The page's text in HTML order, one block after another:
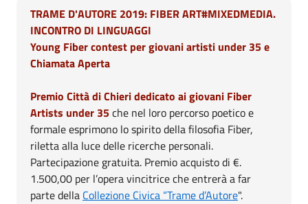
TRAME D'AUTORE 2019: FIBER ART#MIXEDMEDIA.
INCONTRO DI LINGUAGGI
Young Fiber contest per giovani artisti under 35 e
Chiamata Aperta
Premio Città di Chieri dedicato ai giovani Fiber
Artists under 35che nel loro percorso poetico e
formale esprimono lo spirito della filosofia Fiber,
riletta alla luce delle ricerche personali.
Partecipazione gratuita. Premio acquisto di €.
1.500,00 per l’opera vincitrice che entrerà a far
parte della Collezione Civica “Trame d’Autore".